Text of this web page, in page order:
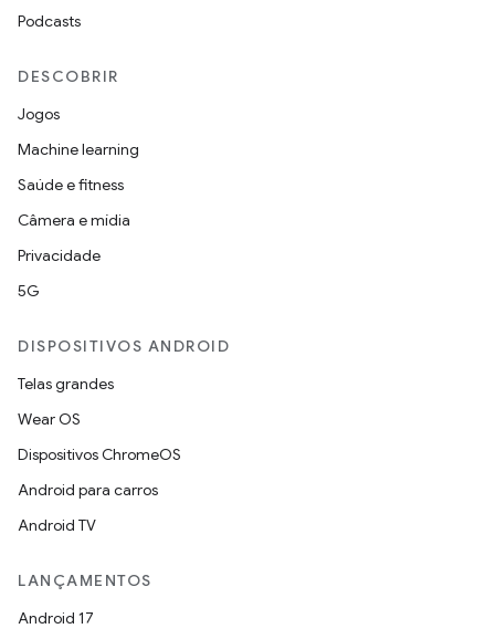
Podcasts
DESCOBRIR
Jogos
Machine learning
Saúde e fitness
Câmera e mídia
Privacidade
5G
DISPOSITIVOS ANDROID
Telas grandes
Wear OS
Dispositivos ChromeOS
Android para carros
Android TV
LANÇAMENTOS
Android 17